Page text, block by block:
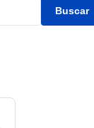
Buscar